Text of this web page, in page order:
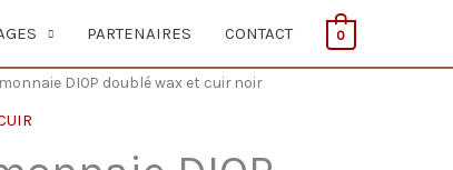
PARTENAIRES CONTACT 0
DIOP doublé wax et cuir noir